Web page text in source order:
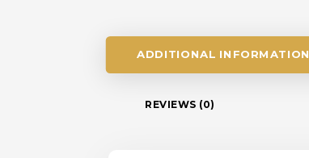
ADDITIONAL INFORMATION
REVIEWS (0)